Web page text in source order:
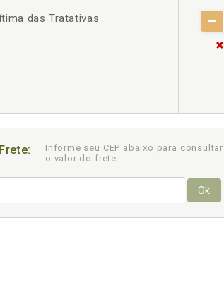
das Tratativas
Frete:
Informe seu CEP abaixo para consultar
o valor do frete.
Ok